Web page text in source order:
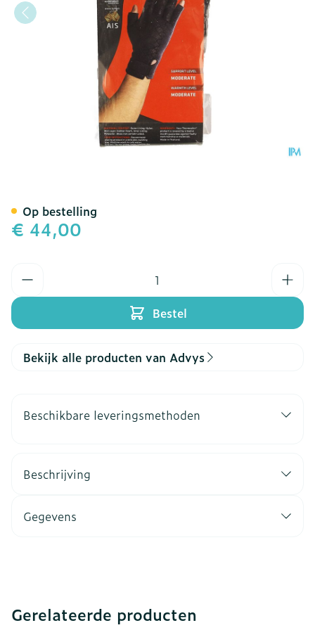
€ 44,00
Bestel
Op bestelling
Bekijk alle producten van Advys
Beschikbare leveringsmethoden
Beschrijving
Gegevens
Gerelateerde producten